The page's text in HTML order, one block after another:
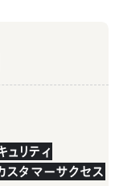
ュリティ
スタマーサクセス